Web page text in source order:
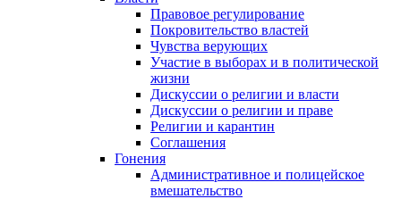
Правовое регулирование
Покровительство властей
Чувства верующих
Участие в выборах и в политической
жизни
Дискуссии о религии и власти
Дискуссии о религии и праве
Религии и карантин
Соглашения
Гонения
Административное и полицейское
вмешательство